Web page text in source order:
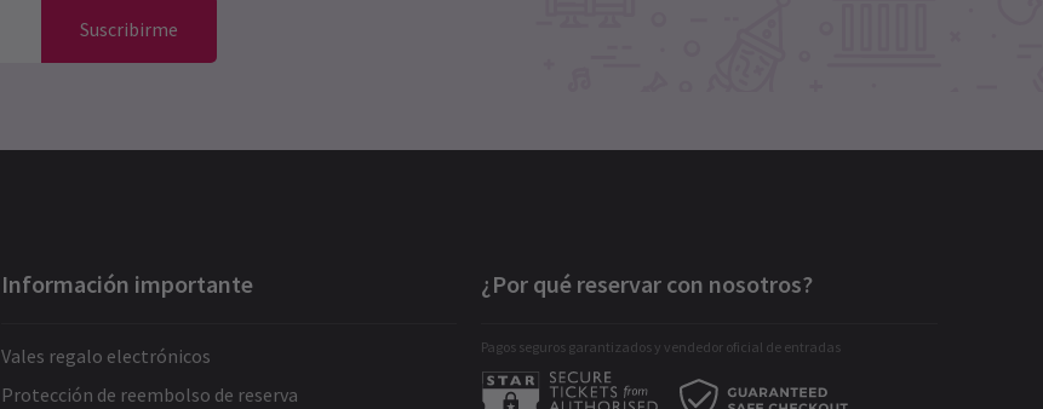
Suscribirme
Información importante
Vales regalo electrónicos
Protección de reembolso de reserva
¿Por qué reservar con nosotros?
Pagos seguros garantizados y vendedor oficial de entradas